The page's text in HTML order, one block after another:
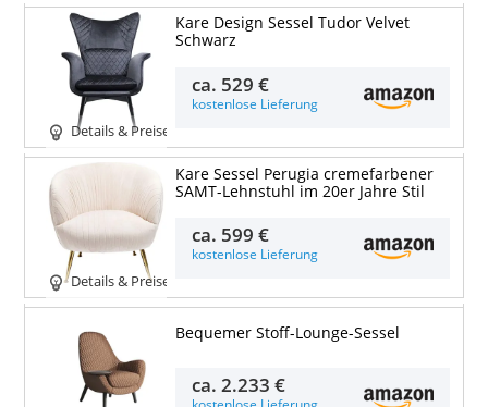
Details & Preise
Kare Design Sessel Tudor Velvet
Schwarz
ca. 529 €
kostenlose Lieferung
Details & Preise
Kare Sessel Perugia cremefarbener
SAMT-Lehnstuhl im 20er Jahre Stil
ca. 599 €
kostenlose Lieferung
Bequemer Stoff-Lounge-Sessel
ca.2.233 €